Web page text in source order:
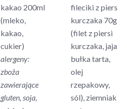
kakao 200ml
(mleko,
kakao,
cukier)
alergeny:
zboża
zawierające
gluten, soja,
fileciki z piersi
kurczaka 70g
(filet z piersi
kurczaka, jaja,
bułka tarta,
olej
rzepakowy,
sól), ziemniaki